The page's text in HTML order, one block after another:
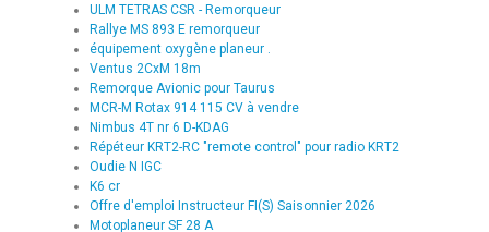
ULM TETRAS CSR - Remorqueur
Rallye MS 893 E remorqueur
équipement oxygène planeur .
Ventus 2CxM 18m
Remorque Avionic pour Taurus
MCR-M Rotax 914 115 CV à vendre
Nimbus 4T nr 6 D-KDAG
Répéteur KRT2-RC "remote control" pour radio KRT2
Oudie N IGC
K6 cr
Offre d'emploi Instructeur FI(S) Saisonnier 2026
Motoplaneur SF 28 A